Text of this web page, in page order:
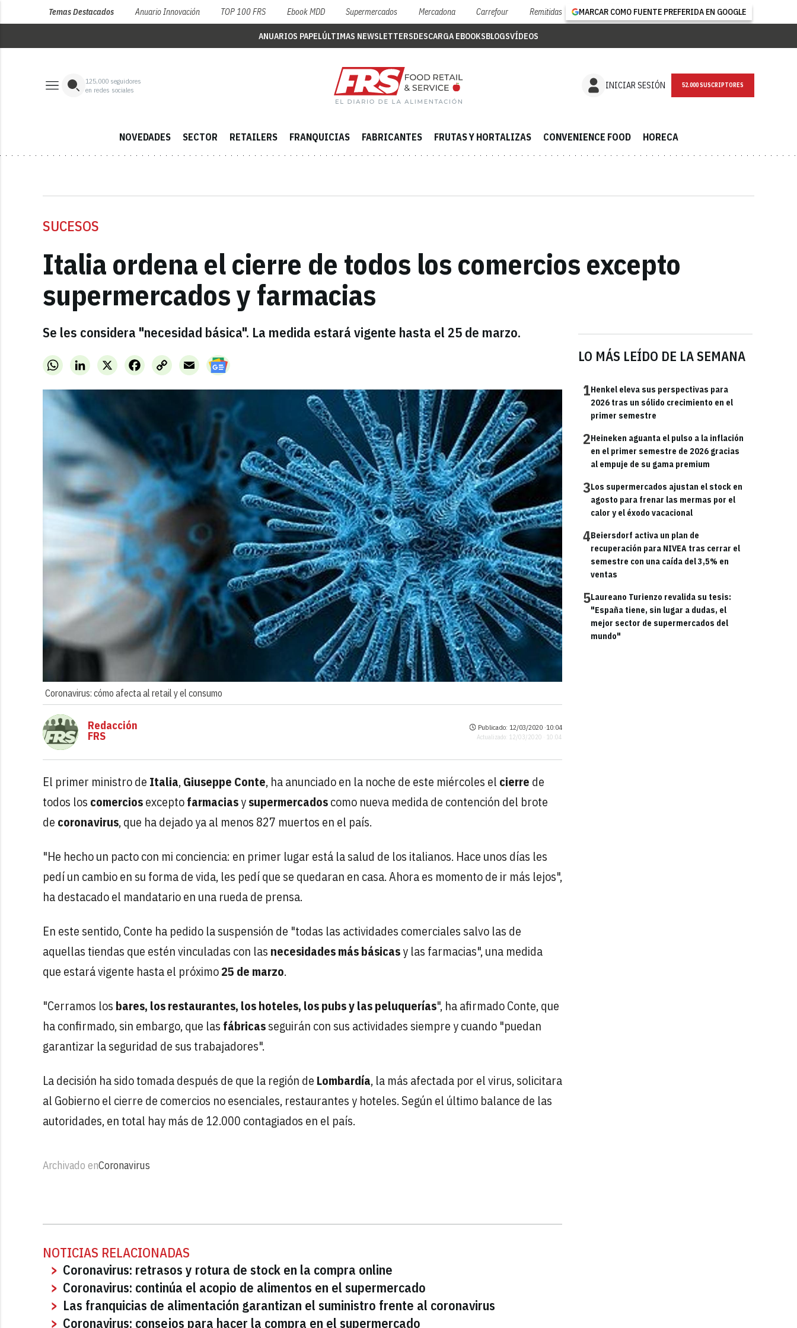
Temas Destacados Anuario Innovación TOP 100 FRS Ebook MDD Supermercados Mercadona Carrefour Remitidas MARCAR COMO FUENTE PREFERIDA EN GOOGLE
ANUARIOS PAPELÚLTIMAS NEWSLETTERSDESCARGA EBOOKSBLOGSVÍDEOS
125,000 seguidores
en redes sociales
INICIAR SESIÓN NEWSLETTER
NOVEDADES SECTOR RETAILERS FRANQUICIAS FABRICANTES FRUTAS Y HORTALIZAS CONVENIENCE FOOD HORECA
SUCESOS
Italia ordena el cierre de todos los comercios excepto
supermercados y farmacias
Se les considera "necesidad básica". La medida estará vigente hasta el 25 de marzo.
WhatsAppLinkedInX FacebookCopy
Link
Email
Coronavirus: cómo afecta al retail y el consumo
LO MÁS LEÍDO DE LA SEMANA
1Henkel eleva sus perspectivas para
2026 tras un sólido crecimiento en el
primer semestre
2Heineken aguanta el pulso a la inflación
en el primer semestre de 2026 gracias
al empuje de su gama premium
3Los supermercados ajustan el stock en
agosto para frenar las mermas por el
calor y el éxodo vacacional
4Beiersdorf activa un plan de
recuperación para NIVEA tras cerrar el
semestre con una caída del 3,5% en
ventas
5Laureano Turienzo revalida su tesis:
"España tiene, sin lugar a dudas, el
mejor sector de supermercados del
mundo"
Redacción
FRS
Publicado: 12/03/2020 ·10:04
Actualizado: 12/03/2020 · 10:04
El primer ministro de Italia,Giuseppe Conte, ha anunciado en la noche de este miércoles el cierre de
todos los comerciosexceptofarmaciasysupermercadoscomo nueva medida de contención del brote
de coronavirus, que ha dejado ya al menos 827 muertos en el país.
"He hecho un pacto con mi conciencia: en primer lugar está la salud de los italianos. Hace unos días les
pedí un cambio en su forma de vida, les pedí que se quedaran en casa. Ahora es momento de ir más lejos",
ha destacado el mandatario en una rueda de prensa.
En este sentido, Conte ha pedido la suspensión de "todas las actividades comerciales salvo las de
aquellas tiendas que estén vinculadas con las necesidades más básicasy las farmacias", una medida
que estará vigente hasta el próximo25 de marzo.
"Cerramos los bares, los restaurantes, los hoteles, los pubs y las peluquerías", ha afirmado Conte, que
ha confirmado, sin embargo, que las fábricasseguirán con sus actividades siempre y cuando "puedan
garantizar la seguridad de sus trabajadores".
La decisión ha sido tomada después de que la región de Lombardía, la más afectada por el virus, solicitara
al Gobierno el cierre de comercios no esenciales, restaurantes y hoteles. Según el último balance de las
autoridades, en total hay más de 12.000 contagiados en el país.
Archivado enCoronavirus
NOTICIAS RELACIONADAS
Coronavirus: retrasos y rotura de stock en la compra online
Coronavirus: continúa el acopio de alimentos en el supermercado
Las franquicias de alimentación garantizan el suministro frente al coronavirus
Coronavirus: consejos para hacer la compra en el supermercado